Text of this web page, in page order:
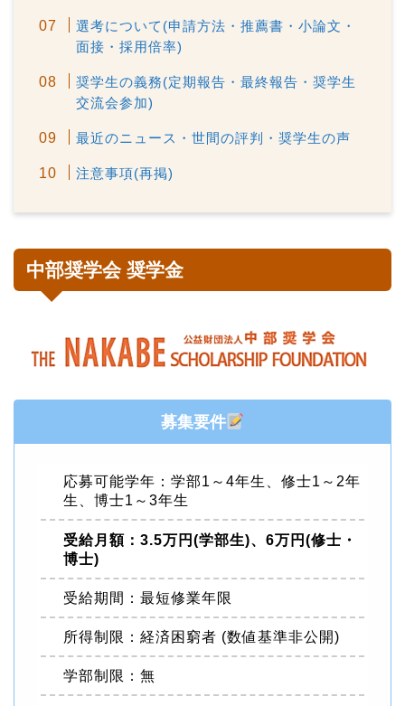
選考について(申請方法・推薦書・小論文・
面接・採用倍率)
奨学生の義務(定期報告・最終報告・奨学生
交流会参加)
最近のニュース・世間の評判・奨学生の声
注意事項(再掲)
中部奨学会 奨学金
募集要件
応募可能学年：学部1～4年生、修士1～2年
生、博士1～3年生
受給月額：3.5万円(学部生)、6万円(修士・
博士)
受給期間：最短修業年限
所得制限：経済困窮者 (数値基準非公開)
学部制限：無